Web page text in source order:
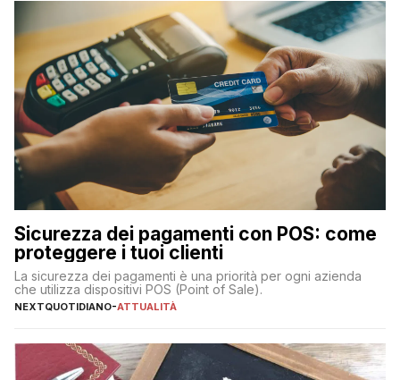
Sicurezza dei pagamenti con POS: come
proteggere i tuoi clienti
La sicurezza dei pagamenti è una priorità per ogni azienda
che utilizza dispositivi POS (Point of Sale).
NEXTQUOTIDIANO-ATTUALITÀ